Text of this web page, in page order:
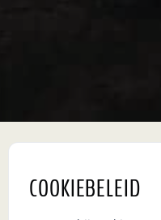
COOKIEBELEID